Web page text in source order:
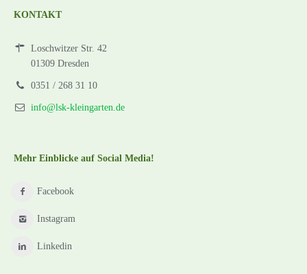
KONTAKT
Loschwitzer Str. 42
01309 Dresden
0351 / 268 31 10
info@lsk-kleingarten.de
Mehr Einblicke auf Social Media!
Facebook
Instagram
Linkedin